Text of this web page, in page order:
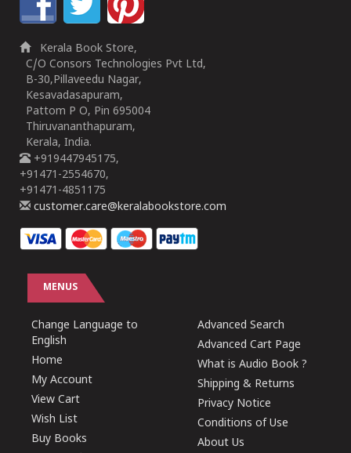
Kerala Book Store,
C/O Consors Technologies Pvt Ltd,
B-30,Pillaveedu Nagar,
Kesavadasapuram,
Pattom P O, Pin 695004
Thiruvananthapuram,
Kerala, India.
+919447945175,
+91471-2554670,
+91471-4851175
customer.care@keralabookstore.com
MENUS
Change Language to
English
Home
My Account
View Cart
Wish List
Buy Books
Advanced Search
Advanced Cart Page
What is Audio Book ?
Shipping & Returns
Privacy Notice
Conditions of Use
About Us